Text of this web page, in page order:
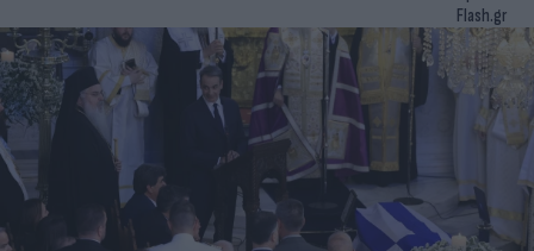
Flash.gr